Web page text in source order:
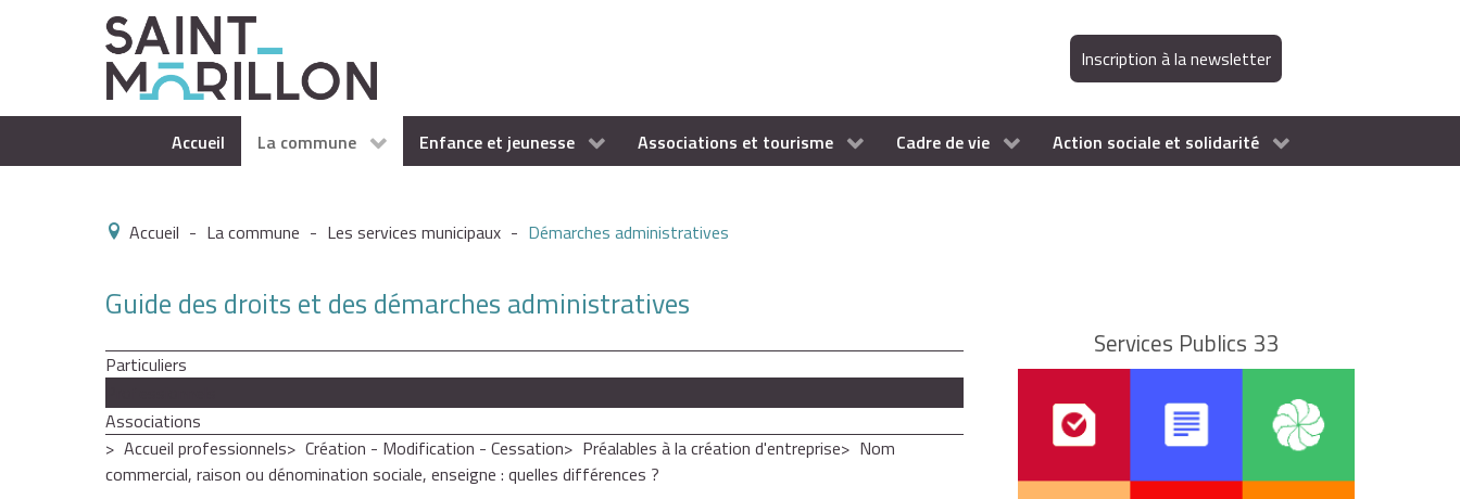
Inscription à la newsletter
Accueil La commune Enfance et jeunesse Associations et tourisme Cadre de vie Action sociale et solidarité
Accueil - La commune - Les services municipaux - Démarches administratives
Guide des droits et des démarches administratives
Particuliers
Associations
Accueil professionnels
Création - Modification - Cessation Préalables à la création d'entreprise
Nom
commercial, raison ou dénomination sociale, enseigne : quelles différences ?
Services Publics 33